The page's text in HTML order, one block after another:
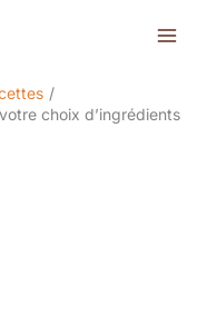
choix d’ingrédients